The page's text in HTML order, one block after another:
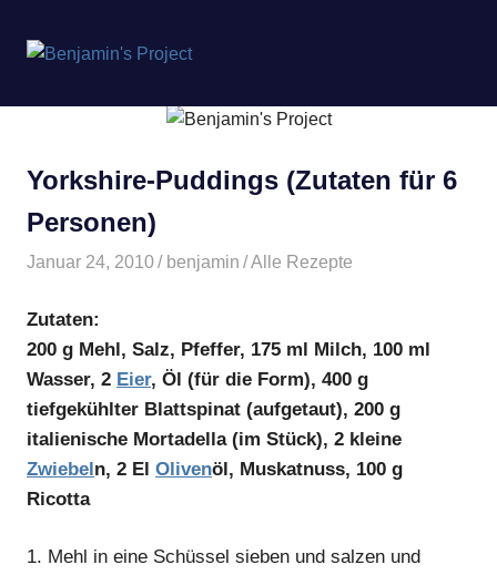
springen
Project
Yorkshire-Puddings (Zutaten für 6
Personen)
Januar 24, 2010 benjamin Alle Rezepte
Zutaten:
200 g Mehl, Salz, Pfeffer, 175 ml Milch, 100 ml
Wasser, 2 Eier, Öl (für die Form), 400 g
tiefgekühlter Blattspinat (aufgetaut), 200 g
italienische Mortadella (im Stück), 2 kleine
Zwiebeln, 2 El Olivenöl, Muskatnuss, 100 g
Ricotta
1. Mehl in eine Schüssel sieben und salzen und